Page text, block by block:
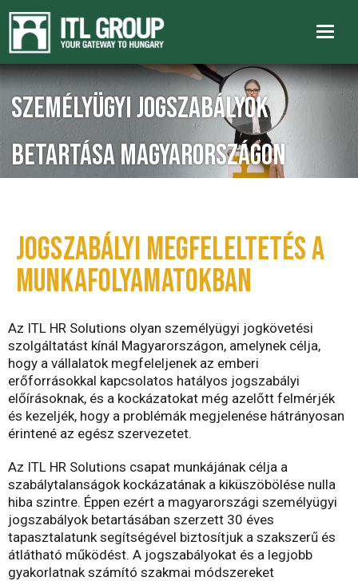
Személyügyi jogszabályok
betartása Magyarországon
JOGSZABÁLYI MEGFELELTETÉS A
MUNKAFOLYAMATOKBAN
Az ITL HR Solutions olyan személyügyi jogkövetési
szolgáltatást kínál Magyarországon, amelynek célja,
hogy a vállalatok megfeleljenek az emberi
erőforrásokkal kapcsolatos hatályos jogszabályi
előírásoknak, és a kockázatokat még azelőtt felmérjék
és kezeljék, hogy a problémák megjelenése hátrányosan
érintené az egész szervezetet.
Az ITL HR Solutions csapat munkájának célja a
szabálytalanságok kockázatának a kiküszöbölése nulla
hiba szintre. Éppen ezért a magyarországi személyügyi
jogszabályok betartásában szerzett 30 éves
tapasztalatunk segítségével biztosítjuk a szakszerű és
átlátható működést. A jogszabályokat és a legjobb
gyakorlatnak számító szakmai módszereket